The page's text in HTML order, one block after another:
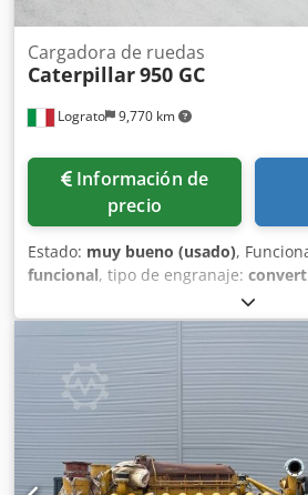
Lograto 9,770 km
Cargadora de ruedas
Caterpillar950 GC
Información de
precio
Estado: muy bueno (usado),
funcional, tipo de engranaje:
, peso total:
01/2022, Año de fabricación:2021,
acondicionado, CATERPILLAR
peso 19020 kg, 169 kW, pintura
Dedpszrhzdofx Ag Rokr